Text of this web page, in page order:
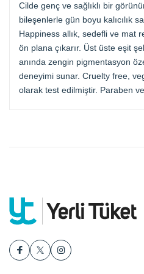
Cilde genç ve sağlıklı bir
bileşenlerle gün boyu kalıcılık
Happiness allık, sedefli ve mat
ön plana çıkarır. Üst üste eşit
anında zengin pigmentasyon
deneyimi sunar. Cruelty free,
olarak test edilmiştir. Paraben